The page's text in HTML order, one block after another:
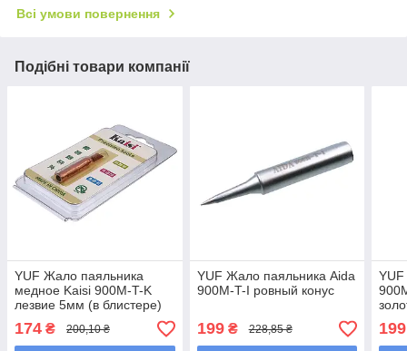
Всі умови повернення
Подібні товари компанії
YUF Жало паяльника
медное Kaisi 900M-T-K
лезвие 5мм (в блистере)
174 ₴ 200,10 ₴
YUF Жало паяльника Aida
900M-T-I ровный конус
199₴ 228,85 ₴ 199